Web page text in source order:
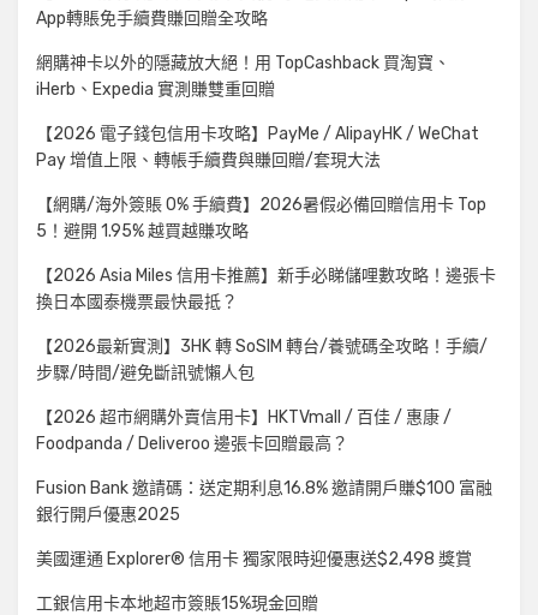
App轉賬免手續費賺回贈全攻略
網購神卡以外的隱藏放大絕！用 TopCashback 買淘寶、
iHerb、Expedia 實測賺雙重回贈
【2026 電子錢包信用卡攻略】PayMe / AlipayHK / WeChat
Pay 增值上限、轉帳手續費與賺回贈/套現大法
【網購/海外簽賬 0% 手續費】2026暑假必備回贈信用卡 Top
5！避開 1.95% 越買越賺攻略
【2026 Asia Miles 信用卡推薦】新手必睇儲哩數攻略！邊張卡
換日本國泰機票最快最抵？
【2026最新實測】3HK 轉 SoSIM 轉台/養號碼全攻略！手續/
步驟/時間/避免斷訊號懶人包
【2026 超市網購外賣信用卡】HKTVmall / 百佳 / 惠康 /
Foodpanda / Deliveroo 邊張卡回贈最高？
Fusion Bank 邀請碼：送定期利息16.8% 邀請開戶賺$100 富融
銀行開戶優惠2025
美國運通 Explorer® 信用卡 獨家限時迎優惠送$2,498 獎賞
工銀信用卡本地超市簽賬15%現金回贈